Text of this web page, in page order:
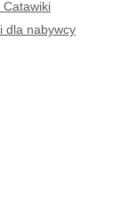
Catawiki
dla nabywcy